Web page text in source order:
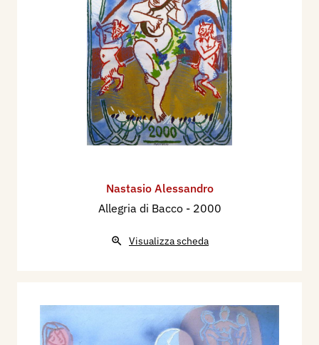
Nastasio Alessandro
Allegria di Bacco - 2000
Visualizza scheda